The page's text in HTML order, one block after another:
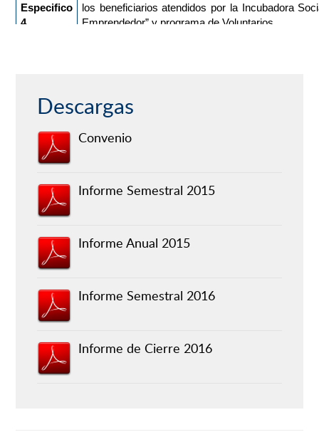
Especifico
4
los beneficiarios atendidos por la Incubadora
Emprendedor” y programa de Voluntarios.
Descargas
Convenio
Informe Semestral 2015
Informe Anual 2015
Informe Semestral 2016
Informe de Cierre 2016